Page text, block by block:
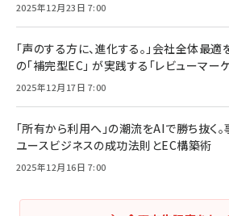
2025年12月23日 7:00
「声のする方に、進化する。」会社全体最
の「補完型EC」 が実践する「レビューマー
2025年12月17日 7:00
「所有から利用へ」の潮流をAIで勝ち抜く。
ユースビジネスの成功法則とEC構築術
2025年12月16日 7:00